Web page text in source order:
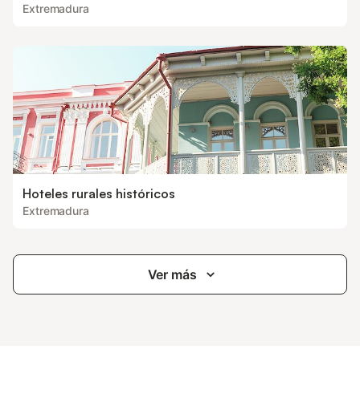
Extremadura
Hoteles rurales históricos
Extremadura
Ver más